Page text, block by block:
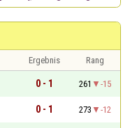
Ergebnis
Rang
0 - 1 261
-15
0 - 1 273
-12